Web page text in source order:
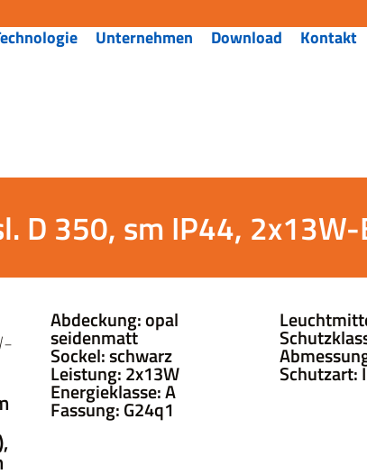
Unternehmen Download Kontakt
D 350, sm IP44, 2x13W-
Abdeckung: opal
seidenmatt
Sockel: schwarz
Leistung: 2x13W
Energieklasse: A
Fassung: G24q1
Schutzart: